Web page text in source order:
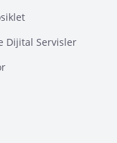
Dijital Servisler